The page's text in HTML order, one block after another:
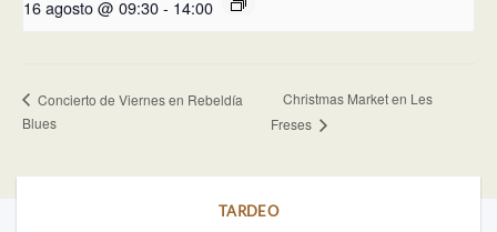
16 agosto @ 09:30- 14:00
Concierto de Viernes en Rebeldía
Blues
Christmas Market en Les
Freses
TARDEO